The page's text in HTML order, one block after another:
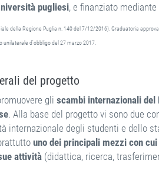
pugliesi, e finanziato
della Regione Puglia n. 140 del 7/12/2016). Graduatoria
d'obbligo del 27 marzo 2017.
del progetto
gli scambi internazionali
. Alla base del progetto vi sono due
internazionale degli studenti e dello
uno dei principali mezzi con
attività (didattica, ricerca,